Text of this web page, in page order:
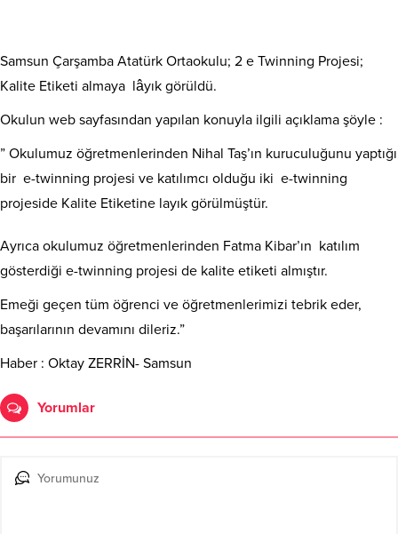
Samsun Çarşamba Atatürk Ortaokulu; 2 e Twinning Projesi;
Kalite Etiketi almaya lâyık görüldü.
Okulun web sayfasından yapılan konuyla ilgili açıklama şöyle :
” Okulumuz öğretmenlerinden Nihal Taş’ın kuruculuğunu yaptığı
bir e-twinning projesi ve katılımcı olduğu iki e-twinning
projeside Kalite Etiketine layık görülmüştür.
Ayrıca okulumuz öğretmenlerinden Fatma Kibar’ın katılım
gösterdiği e-twinning projesi de kalite etiketi almıştır.
Emeği geçen tüm öğrenci ve öğretmenlerimizi tebrik eder,
başarılarının devamını dileriz.”
Haber : Oktay ZERRİN- Samsun
Yorumlar